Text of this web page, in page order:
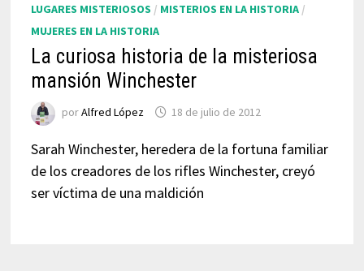
LUGARES MISTERIOSOS / MISTERIOS EN LA HISTORIA/
MUJERES EN LA HISTORIA
La curiosa historia de la misteriosa
mansión Winchester
porAlfred López 18 de julio de 2012
Sarah Winchester, heredera de la fortuna familiar
de los creadores de los rifles Winchester, creyó
ser víctima de una maldición